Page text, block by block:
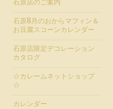
石原店のご案内
石原8月のおからマフィン＆
お豆腐スコーンカレンダー
石原店限定デコレーション
カタログ
☆カレームネットショップ
☆
カレンダー